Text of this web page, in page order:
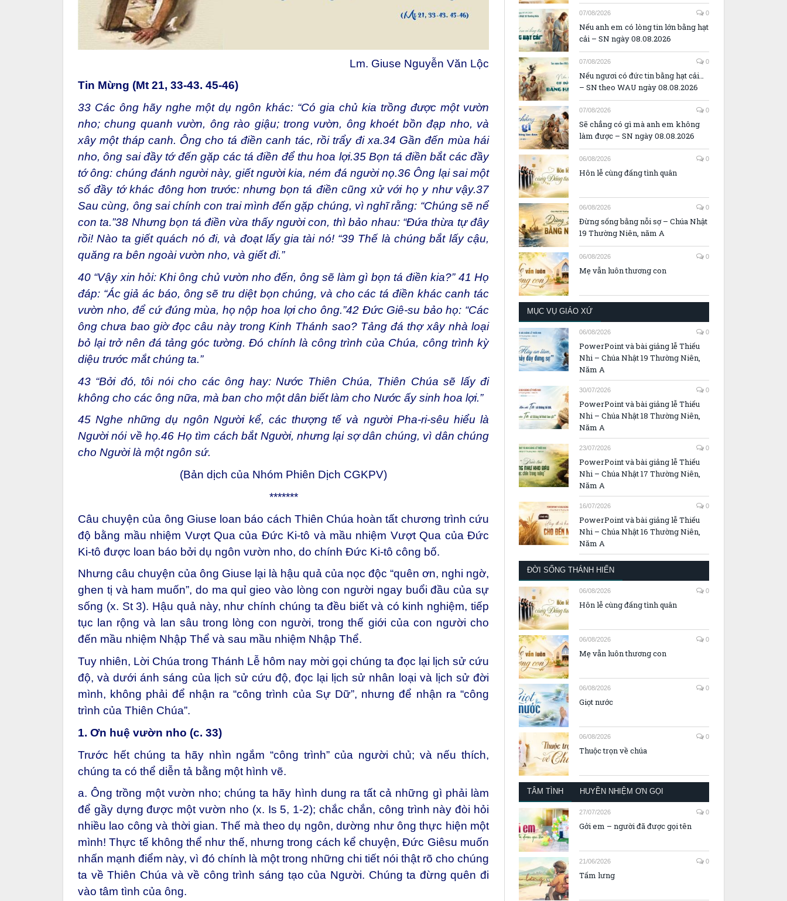
Lm. Giuse Nguyễn Văn Lộc
Tin Mừng (Mt 21, 33-43. 45-46)
33 Các ông hãy nghe một dụ ngôn khác: “Có gia chủ kia trồng được một vườn
nho; chung quanh vườn, ông rào giậu; trong vườn, ông khoét bồn đạp nho, và
xây một tháp canh. Ông cho tá điền canh tác, rồi trẩy đi xa.34 Gần đến mùa hái
nho, ông sai đầy tớ đến gặp các tá điền để thu hoa lợi.35Bọn tá điền bắt các đầy
tớ ông: chúng đánh người này, giết người kia, ném đá người nọ.36 Ông lại sai một
số đầy tớ khác đông hơn trước: nhưng bọn tá điền cũng xử với họ y như vậy.37
Sau cùng, ông sai chính con trai mình đến gặp chúng, vì nghĩ rằng: “Chúng sẽ nể
con ta.”38 Nhưng bọn tá điền vừa thấy người con, thì bảo nhau: “Đứa thừa tự đây
rồi! Nào ta giết quách nó đi, và đoạt lấy gia tài nó! “39 Thế là chúng bắt lấy cậu,
quăng ra bên ngoài vườn nho, và giết đi.”
40 “Vậy xin hỏi: Khi ông chủ vườn nho đến, ông sẽ làm gì bọn tá điền kia?” 41 Họ
đáp: “Ác giả ác báo, ông sẽ tru diệt bọn chúng, và cho các tá điền khác canh tác
vườn nho, để cứ đúng mùa, họ nộp hoa lợi cho ông.”42Đức Giê-su bảo họ: “Các
ông chưa bao giờ đọc câu này trong Kinh Thánh sao? Tảng đá thợ xây nhà loại
bỏ lại trở nên đá tảng góc tường. Đó chính là công trình của Chúa, công trình kỳ
diệu trước mắt chúng ta.”
43 “Bởi đó, tôi nói cho các ông hay: Nước Thiên Chúa, Thiên Chúa sẽ lấy đi
không cho các ông nữa, mà ban cho một dân biết làm cho Nước ấy sinh hoa lợi.”
45 Nghe những dụ ngôn Người kể, các thượng tế và người Pha-ri-sêu hiểu là
Người nói về họ.46 Họ tìm cách bắt Người, nhưng lại sợ dân chúng, vì dân chúng
cho Người là một ngôn sứ.
(Bản dịch của Nhóm Phiên Dịch CGKPV)
*******
Câu chuyện của ông Giuse loan báo cách Thiên Chúa hoàn tất chương trình cứu
độ bằng mầu nhiệm Vượt Qua của Đức Ki-tô và mầu nhiệm Vượt Qua của Đức
Ki-tô được loan báo bởi dụ ngôn vườn nho, do chính Đức Ki-tô công bố.
Nhưng câu chuyện của ông Giuse lại là hậu quả của nọc độc “quên ơn, nghi ngờ,
ghen tị và ham muốn”, do ma quỉ gieo vào lòng con người ngay buổi đầu của sự
sống (x. St 3). Hậu quả này, như chính chúng ta đều biết và có kinh nghiệm, tiếp
tục lan rộng và lan sâu trong lòng con người, trong thế giới của con người cho
đến mầu nhiệm Nhập Thể và sau mầu nhiệm Nhập Thể.
Tuy nhiên, Lời Chúa trong Thánh Lễ hôm nay mời gọi chúng ta đọc lại lịch sử cứu
độ, và dưới ánh sáng của lịch sử cứu độ, đọc lại lịch sử nhân loại và lịch sử đời
mình, không phải để nhận ra “công trình của Sự Dữ”, nhưng để nhận ra “công
trình của Thiên Chúa”.
1. Ơn huệ vườn nho (c. 33)
Trước hết chúng ta hãy nhìn ngắm “công trình” của người chủ; và nếu thích,
chúng ta có thể diễn tả bằng một hình vẽ.
a. Ông trồng một vườn nho; chúng ta hãy hình dung ra tất cả những gì phải làm
để gầy dựng được một vườn nho (x. Is 5, 1-2); chắc chắn, công trình này đòi hỏi
nhiều lao công và thời gian. Thế mà theo dụ ngôn, dường như ông thực hiện một
mình! Thực tế không thể như thế, nhưng trong cách kể chuyện, Đức Giêsu muốn
nhấn mạnh điểm này, vì đó chính là một trong những chi tiết nói thật rõ cho chúng
ta về Thiên Chúa và về công trình sáng tạo của Người. Chúng ta đừng quên đi
vào tâm tình của ông.
07/08/2026 0
Nếu anh em có lòng tin lớn bằng hạt
cải – SN ngày 08.08.2026
07/08/2026 0
Nếu ngươi có đức tin bằng hạt cải…
– SN theo WAU ngày 08.08.2026
07/08/2026 0
Sẽ chẳng có gì mà anh em không
làm được – SN ngày 08.08.2026
06/08/2026 0
Hôn lễ cùng đấng tình quân
06/08/2026 0
Đừng sống bằng nỗi sợ – Chúa Nhật
19 Thường Niên, năm A
06/08/2026 0
Mẹ vẫn luôn thương con
MỤC VỤ GIÁO XỨ
06/08/2026 0
PowerPoint và bài giảng lễ Thiếu
Nhi – Chúa Nhật 19 Thường Niên,
Năm A
30/07/2026 0
PowerPoint và bài giảng lễ Thiếu
Nhi – Chúa Nhật 18 Thường Niên,
Năm A
23/07/2026 0
PowerPoint và bài giảng lễ Thiếu
Nhi – Chúa Nhật 17 Thường Niên,
Năm A
16/07/2026 0
PowerPoint và bài giảng lễ Thiếu
Nhi – Chúa Nhật 16 Thường Niên,
Năm A
ĐỜI SỐNG THÁNH HIẾN
06/08/2026 0
Hôn lễ cùng đấng tình quân
06/08/2026 0
Mẹ vẫn luôn thương con
06/08/2026 0
Giọt nước
06/08/2026 0
Thuộc trọn về chúa
TÂM TÌNH HUYỀN NHIỆM ƠN GỌI
27/07/2026 0
Gởi em – người đã được gọi tên
21/06/2026 0
Tấm lưng